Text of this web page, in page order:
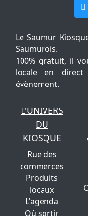
Le Saumur
Saumurois.
100% gratuit, il
locale en
évènement.
L'UNIVERS
DU
KIOSQUE
Rue des
commerces
Produits
locaux
L'agenda
Où sortir